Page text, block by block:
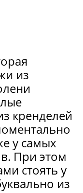
из
кренделей
у самых
При этом
стоять у
из